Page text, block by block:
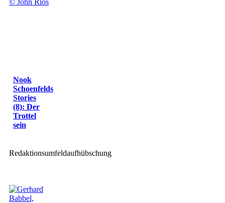
Nook
Schoenfelds
Stories
(8): Der
Trottel
sein
Redaktionsumfeldaufhübschung